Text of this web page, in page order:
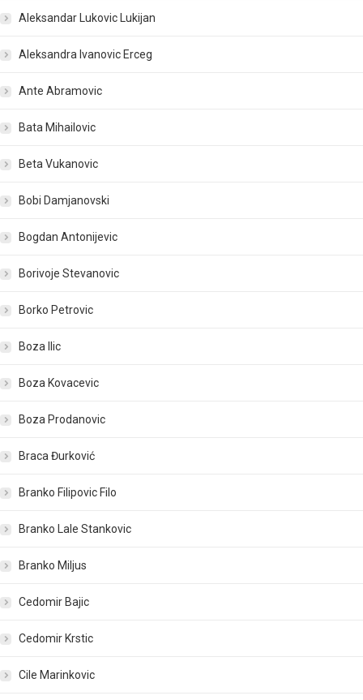
Aleksandar Lukovic Lukijan
Aleksandra Ivanovic Erceg
Ante Abramovic
Bata Mihailovic
Beta Vukanovic
Bobi Damjanovski
Bogdan Antonijevic
Borivoje Stevanovic
Borko Petrovic
Boza Ilic
Boza Kovacevic
Boza Prodanovic
Braca Đurković
Branko Filipovic Filo
Branko Lale Stankovic
Branko Miljus
Cedomir Bajic
Cedomir Krstic
Cile Marinkovic